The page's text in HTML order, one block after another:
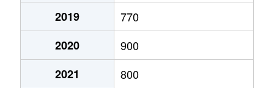
宮前町
170万円
宮前町
180万円
2,200万円
2019
770
2020
900
2021
800